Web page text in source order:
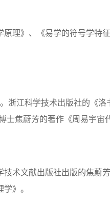
理》、《易学的符号学特
浙江科学技术出版社的《
焦蔚芳的著作《周易宇宙
技术文献出版社出版的焦
》。